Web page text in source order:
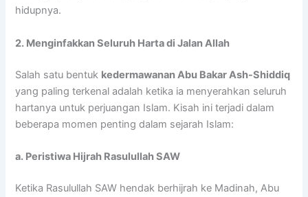
hidupnya.
2. Menginfakkan Seluruh Harta di Jalan Allah
Salah satu bentuk kedermawanan Abu Bakar Ash-Shiddiq
yang paling terkenal adalah ketika ia menyerahkan seluruh
hartanya untuk perjuangan Islam. Kisah ini terjadi dalam
beberapa momen penting dalam sejarah Islam:
a. Peristiwa Hijrah Rasulullah SAW
Ketika Rasulullah SAW hendak berhijrah ke Madinah, Abu